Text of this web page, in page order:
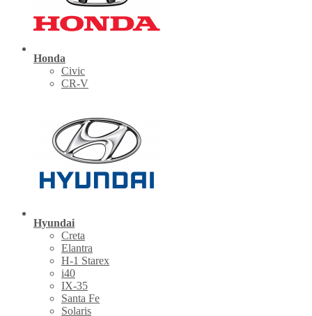
Honda
Civic
CR-V
Hyundai
Creta
Elantra
H-1 Starex
i40
IX-35
Santa Fe
Solaris